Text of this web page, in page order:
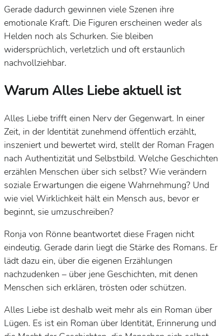
Gerade dadurch gewinnen viele Szenen ihre
emotionale Kraft. Die Figuren erscheinen weder als
Helden noch als Schurken. Sie bleiben
widersprüchlich, verletzlich und oft erstaunlich
nachvollziehbar.
Warum Alles Liebe aktuell ist
Alles Liebe trifft einen Nerv der Gegenwart. In einer
Zeit, in der Identität zunehmend öffentlich erzählt,
inszeniert und bewertet wird, stellt der Roman Fragen
nach Authentizität und Selbstbild. Welche Geschichten
erzählen Menschen über sich selbst? Wie verändern
soziale Erwartungen die eigene Wahrnehmung? Und
wie viel Wirklichkeit hält ein Mensch aus, bevor er
beginnt, sie umzuschreiben?
Ronja von Rönne beantwortet diese Fragen nicht
eindeutig. Gerade darin liegt die Stärke des Romans. Er
lädt dazu ein, über die eigenen Erzählungen
nachzudenken – über jene Geschichten, mit denen
Menschen sich erklären, trösten oder schützen.
Alles Liebe ist deshalb weit mehr als ein Roman über
Lügen. Es ist ein Roman über Identität, Erinnerung und